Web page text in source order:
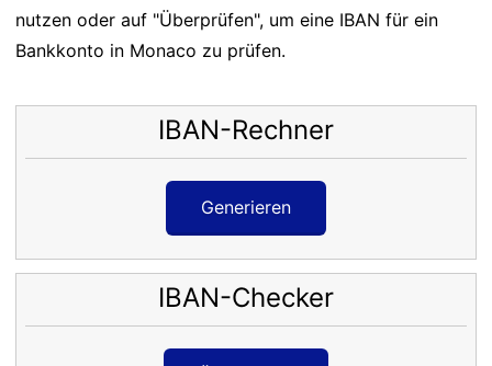
nutzen oder auf "Überprüfen", um eine IBAN für ein
Bankkonto in Monaco zu prüfen.
IBAN-Rechner
Generieren
IBAN-Checker